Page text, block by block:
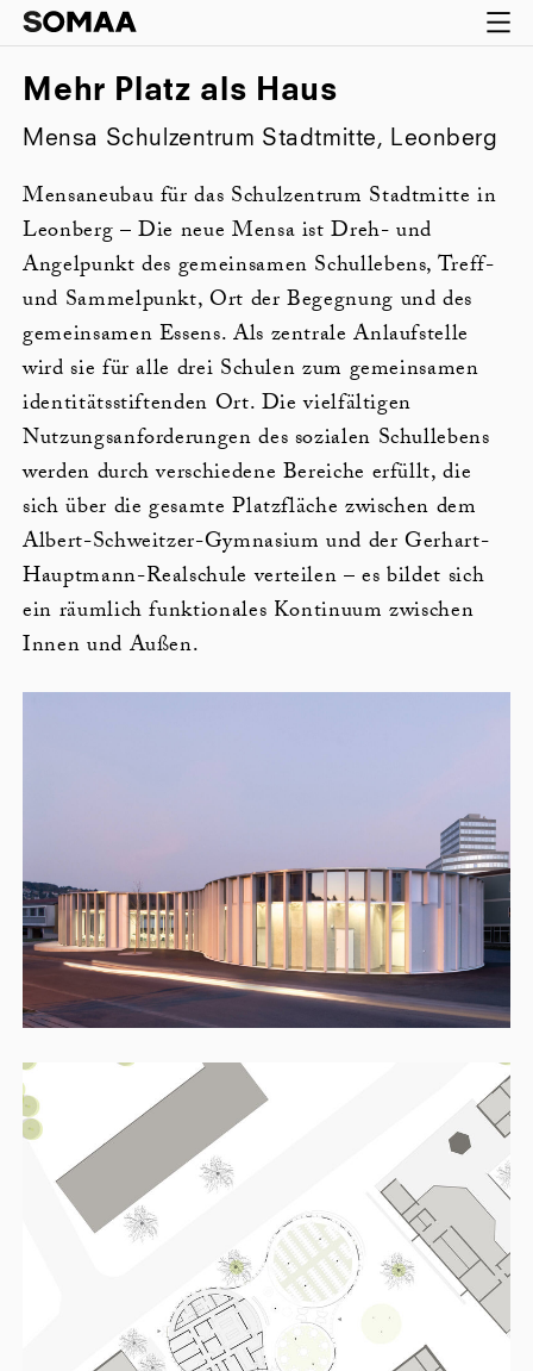
Mehr Platz als Haus
Mensa Schulzentrum Stadtmitte, Leonberg
Mensaneubau für das Schulzentrum Stadtmitte in
Leonberg – Die neue Mensa ist Dreh- und
Angelpunkt des gemeinsamen Schullebens, Treff-
und Sammelpunkt, Ort der Begegnung und des
gemeinsamen Essens. Als zentrale Anlaufstelle
wird sie für alle drei Schulen zum gemeinsamen
identitätsstiftenden Ort. Die vielfältigen
Nutzungsanforderungen des sozialen Schullebens
werden durch verschiedene Bereiche erfüllt, die
sich über die gesamte Platzfläche zwischen dem
Albert-Schweitzer-Gymnasium und der Gerhart-
Hauptmann-Realschule verteilen – es bildet sich
ein räumlich funktionales Kontinuum zwischen
Innen und Außen.